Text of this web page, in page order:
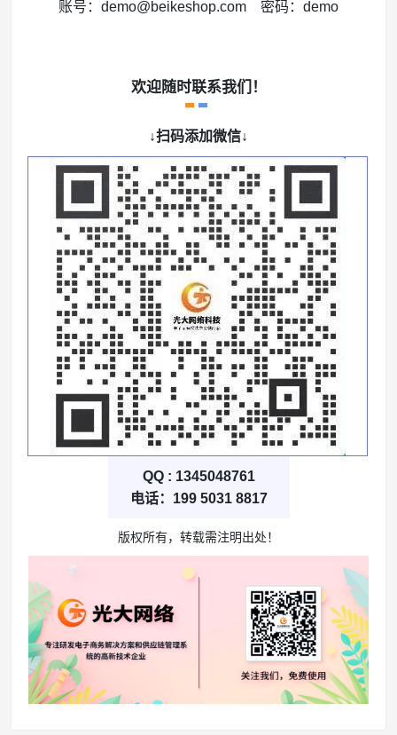
账号：demo@beikeshop.com 密码：demo
欢迎随时联系我们！
↓扫码添加微信↓
QQ : 1345048761
电话：199 5031 8817
版权所有，转载需注明出处！